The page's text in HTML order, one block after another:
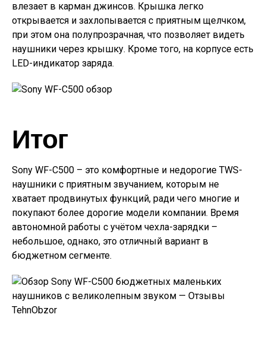
влезает в карман джинсов. Крышка легко
открывается и захлопывается с приятным щелчком,
при этом она полупрозрачная, что позволяет видеть
наушники через крышку. Кроме того, на корпусе есть
LED-индикатор заряда.
Итог
Sony WF-C500 – это комфортные и недорогие TWS-
наушники с приятным звучанием, которым не
хватает продвинутых функций, ради чего многие и
покупают более дорогие модели компании. Время
автономной работы с учётом чехла-зарядки –
небольшое, однако, это отличный вариант в
бюджетном сегменте.